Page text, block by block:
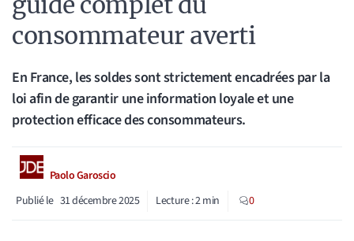
consommateur averti
En France, les soldes sont strictement encadrées par la
loi afin de garantir une information loyale et une
protection efficace des consommateurs.
Paolo Garoscio
Publié le 31 décembre 2025 Lecture :2min 0